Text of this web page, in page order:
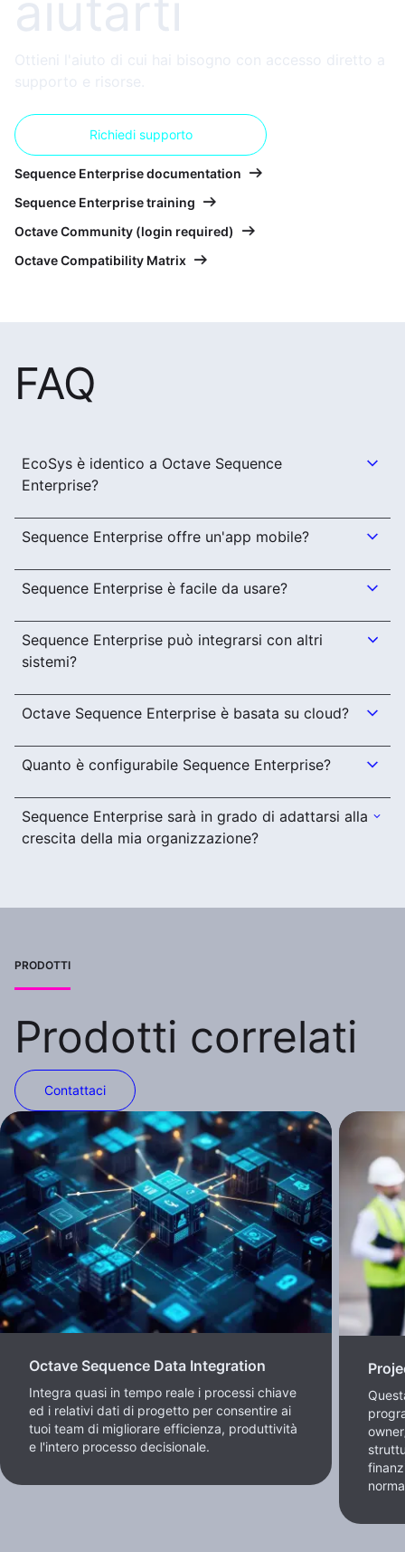
aiutarti
Ottieni l'aiuto di cui hai bisogno con accesso diretto a
supporto e risorse.
Richiedi supporto
Sequence Enterprise documentation
Sequence Enterprise training
Octave Community (login required)
Octave Compatibility Matrix
FAQ
EcoSys è identico a Octave Sequence
Enterprise?
Sequence Enterprise offre un'app mobile?
Sequence Enterprise è facile da usare?
Sequence Enterprise può integrarsi con altri
sistemi?
Octave Sequence Enterprise è basata su cloud?
Quanto è configurabile Sequence Enterprise?
Sequence Enterprise sarà in grado di adattarsi alla
crescita della mia organizzazione?
PRODOTTI
Prodotti correlati
Contattaci
Octave Sequence Data Integration
Integra quasi in tempo reale i processi chiave
ed i relativi dati di progetto per consentire ai
tuoi team di migliorare efficienza, produttività
e l'intero processo decisionale.